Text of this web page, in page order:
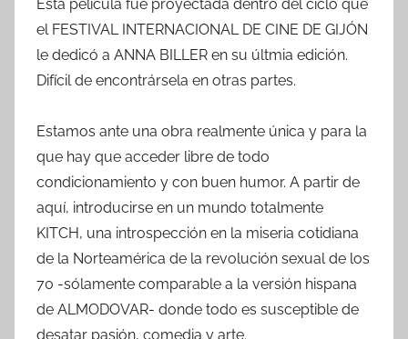
Ésta película fue proyectada dentro del ciclo que
el FESTIVAL INTERNACIONAL DE CINE DE GIJÓN
le dedicó a ANNA BILLER en su últmia edición.
Difícil de encontrársela en otras partes.
Estamos ante una obra realmente única y para la
que hay que acceder libre de todo
condicionamiento y con buen humor. A partir de
aquí, introducirse en un mundo totalmente
KITCH, una introspección en la miseria cotidiana
de la Norteamérica de la revolución sexual de los
70 -sólamente comparable a la versión hispana
de ALMODOVAR- donde todo es susceptible de
desatar pasión, comedia y arte.